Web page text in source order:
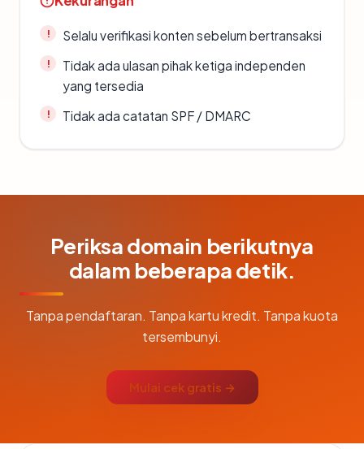
Selalu verifikasi konten sebelum bertransaksi
Tidak ada ulasan pihak ketiga independen
yang tersedia
Tidak ada catatan SPF / DMARC
Periksa domain berikutnya
dalam beberapa detik.
Tanpa pendaftaran. Tanpa kartu kredit. Tanpa kuota
tersembunyi.
Mulai cek gratis →